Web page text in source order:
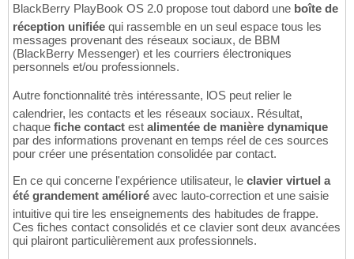
BlackBerry PlayBook OS 2.0 propose tout dabord une boîte de
réception unifiée qui rassemble en un seul espace tous les
messages provenant des réseaux sociaux, de BBM
(BlackBerry Messenger) et les courriers électroniques
personnels et/ou professionnels.
Autre fonctionnalité très intéressante, lOS peut relier le
calendrier, les contacts et les réseaux sociaux. Résultat,
chaque fiche contact est alimentée de manière dynamique
par des informations provenant en temps réel de ces sources
pour créer une présentation consolidée par contact.
En ce qui concerne l'expérience utilisateur, le clavier virtuel a
été grandement amélioré avec lauto-correction et une saisie
intuitive qui tire les enseignements des habitudes de frappe.
Ces fiches contact consolidés et ce clavier sont deux avancées
qui plairont particulièrement aux professionnels.